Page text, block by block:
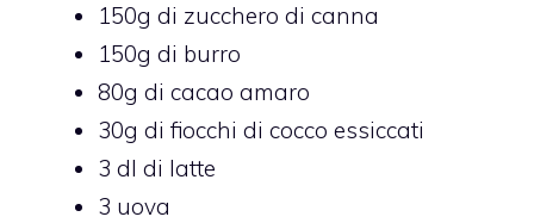
150g di zucchero di canna
150g di burro
80g di cacao amaro
30g di fiocchi di cocco essiccati
3 dl di latte
3 uova